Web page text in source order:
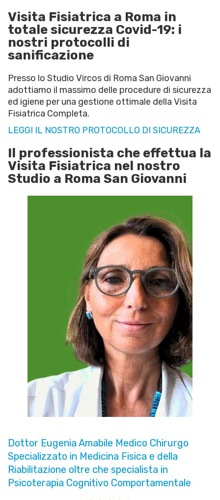
Visita Fisiatrica a Roma in
totale sicurezza Covid-19: i
nostri protocolli di
sanificazione
Presso lo Studio Vircos di Roma San Giovanni
adottiamo il massimo delle procedure di sicurezza
ed igiene per una gestione ottimale della Visita
Fisiatrica Completa.
LEGGI IL NOSTRO PROTOCOLLO DI SICUREZZA
Il professionista che effettua la
Visita Fisiatrica nel nostro
Studio a Roma San Giovanni
Dottor Eugenia Amabile Medico Chirurgo
Specializzato in Medicina Fisica e della
Riabilitazione oltre che specialista in
Psicoterapia Cognitivo Comportamentale